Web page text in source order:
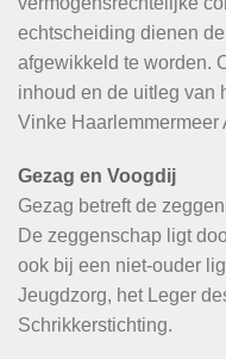
echtscheiding dienen
afgewikkeld te worden.
inhoud en de uitleg van
Vinke Haarlemmermeer
Gezag en Voogdij
Gezag betreft de
De zeggenschap ligt
ook bij een niet-ouder
Jeugdzorg, het Leger
Schrikkerstichting.